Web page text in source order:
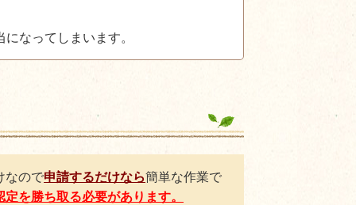
なってしまいます。
なので申請するだけなら簡単な作業で
定を勝ち取る必要があります。